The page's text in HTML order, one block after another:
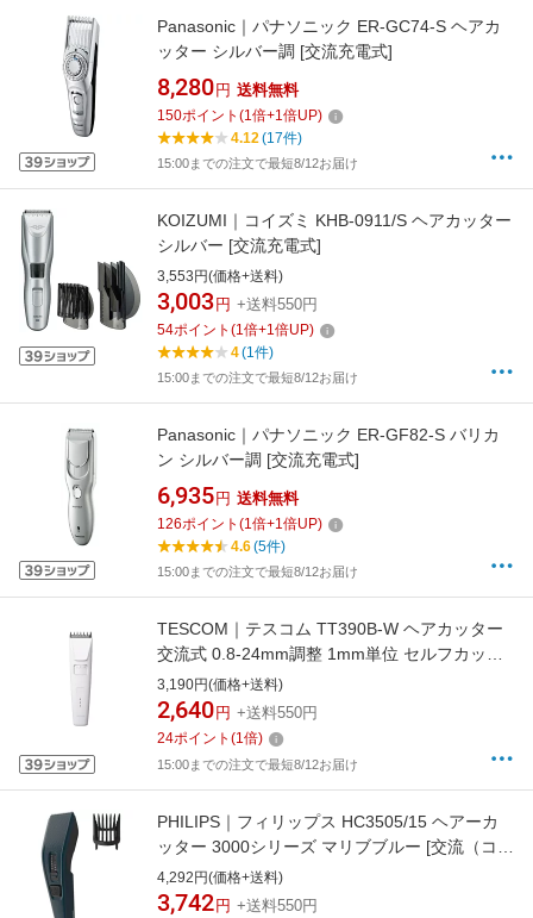
Panasonic｜パナソニック ER-GC74-S ヘアカ
ッター シルバー調 [交流充電式]
8,280 円 送料無料
150ポイント (1倍+1倍UP)
4.12(17件)
15:00までの注文で最短8/12お届け
KOIZUMI｜コイズミ KHB-0911/S ヘアカッター
シルバー [交流充電式]
3,553円(価格+送料)
3,003 円 +送料550円
54ポイント (1倍+1倍UP)
4(1件)
15:00までの注文で最短8/12お届け
Panasonic｜パナソニック ER-GF82-S バリカ
ン シルバー調 [交流充電式]
6,935 円 送料無料
126ポイント (1倍+1倍UP)
4.6(5件)
15:00までの注文で最短8/12お届け
TESCOM｜テスコム TT390B-W ヘアカッター
交流式 0.8-24mm調整 1mm単位 セルフカット
ホワイト [交流（コード）式]
3,190円(価格+送料)
2,640 円 +送料550円
24ポイント (1倍)
15:00までの注文で最短8/12お届け
PHILIPS｜フィリップス HC3505/15 ヘアーカ
ッター 3000シリーズ マリブブルー [交流（コー
ド）式]【rb_beauty_cpn】
4,292円(価格+送料)
3,742 円 +送料550円